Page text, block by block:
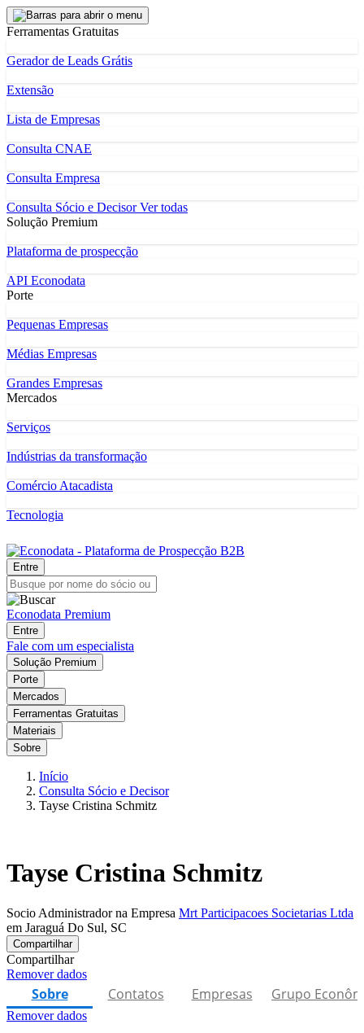
Ferramentas Gratuitas
Gerador de Leads Grátis
Extensão
Lista de Empresas
Consulta CNAE
Consulta Empresa
Consulta Sócio e DecisorVer todas
Solução Premium
Plataforma de prospecção
API Econodata
Porte
Pequenas Empresas
Médias Empresas
Grandes Empresas
Mercados
Serviços
Indústrias da transformação
Comércio Atacadista
Tecnologia
Entre
Econodata Premium
Entre
Fale com um especialista
Solução Premium
Porte
Mercados
Ferramentas Gratuitas
Materiais
Sobre
Início
Consulta Sócio e Decisor
Tayse Cristina Schmitz
Tayse Cristina Schmitz
Socio Administrador na Empresa Mrt Participacoes Societarias Ltda
em Jaraguá Do Sul, SC
Compartilhar
Compartilhar
Remover dados
Sobre Contatos Empresas Grupo
Remover dados